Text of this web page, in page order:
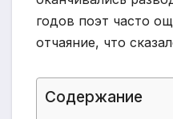
годов поэт часто
отчаяние, что
Содержание